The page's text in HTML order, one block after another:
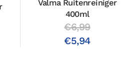
Valma Ruitenreiniger
400ml
€6,99
€5,94